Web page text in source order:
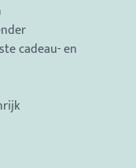
cadeau- en